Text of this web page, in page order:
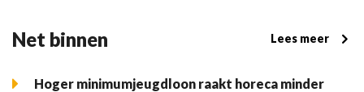
Net binnen Lees meer
Hoger minimumjeugdloon raakt horeca minder